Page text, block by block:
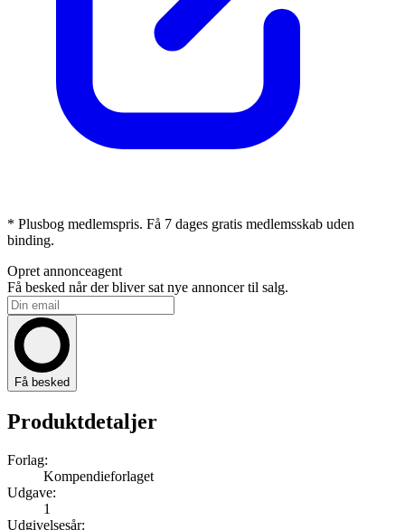
* Plusbog medlemspris. Få 7 dages gratis medlemsskab uden
binding.
Opret annonceagent
Få besked når der bliver sat nye annoncer til salg.
Få besked
Produktdetaljer
Forlag:
Kompendieforlaget
Udgave:
1
Udgivelsesår: